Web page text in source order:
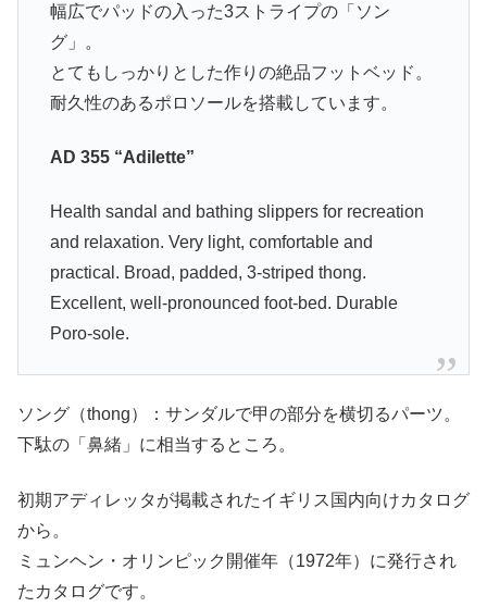
幅広でパッドの入った3ストライプの「ソン
グ」。
とてもしっかりとした作りの絶品フットベッド。
耐久性のあるポロソールを搭載しています。
AD 355 “Adilette”
Health sandal and bathing slippers for recreation
and relaxation. Very light, comfortable and
practical. Broad, padded, 3-striped thong.
Excellent, well-pronounced foot-bed. Durable
Poro-sole.
ソング（thong）：サンダルで甲の部分を横切るパーツ。
下駄の「鼻緒」に相当するところ。
初期アディレッタが掲載されたイギリス国内向けカタログ
から。
ミュンヘン・オリンピック開催年（1972年）に発行され
たカタログです。